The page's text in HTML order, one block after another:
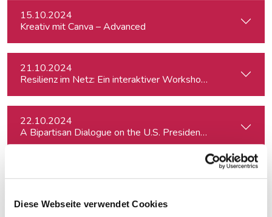
Diese Webseite verwendet Cookies
15.10.2024
Kreativ mit Canva – Advanced
21.10.2024
Resilienz im Netz: Ein interaktiver Workshop im Umgang
22.10.2024
A Bipartisan Dialogue on the U.S. Presidential Elections: